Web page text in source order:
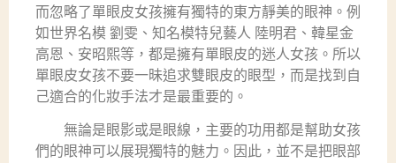
而忽略了單眼皮女孩擁有獨特的東方靜美的眼神。例
如世界名模 劉雯、知名模特兒藝人 陸明君、韓星金
高恩、安昭熙等，都是擁有單眼皮的迷人女孩。所以
單眼皮女孩不要一昧追求雙眼皮的眼型，而是找到自
己適合的化妝手法才是最重要的。
無論是眼影或是眼線，主要的功用都是幫助女孩
們的眼神可以展現獨特的魅力。因此，並不是把眼部